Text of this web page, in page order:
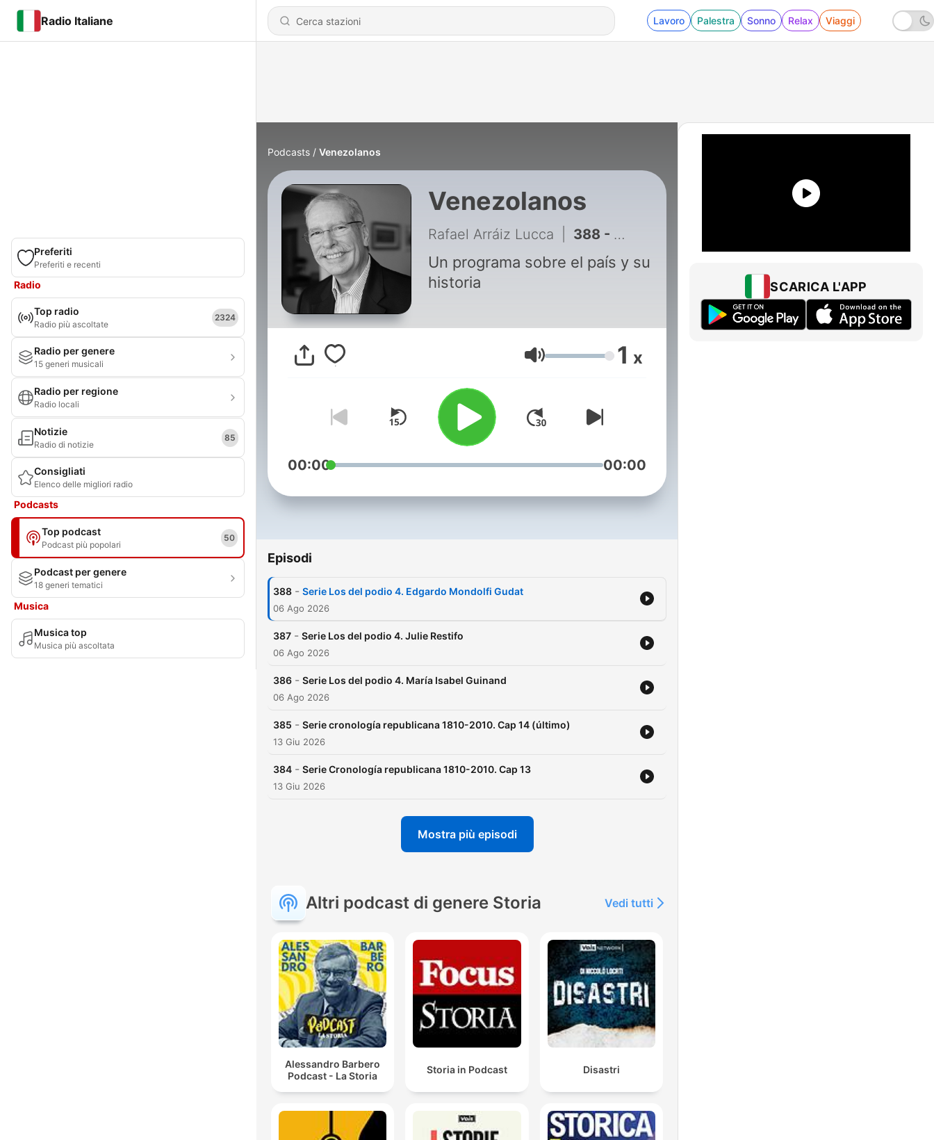
Radio Italiane Lavoro Palestra Sonno Relax Viaggi
Preferiti
Preferiti e recenti
Radio
Top radio
Radio più ascoltate
2324
Radio per genere
15 generi musicali
Radio per regione
Radio locali
Notizie
Radio di notizie
85
Consigliati
Elenco delle migliori radio
Podcasts
Top podcast
Podcast più popolari
50
Podcast per genere
18 generi tematici
Musica
Musica top
Musica più ascoltata
Podcasts Venezolanos
Venezolanos
Rafael Arráiz Lucca 388 - Serie Los del podio 4. Edgardo Mondolfi Gudat
Un programa sobre el país y su
historia
Volume 1 x
00:00 00:00
Episodi
388 - Serie Los del podio 4. Edgardo Mondolfi Gudat
06 Ago 2026
387 - Serie Los del podio 4. Julie Restifo
06 Ago 2026
386 - Serie Los del podio 4. María Isabel Guinand
06 Ago 2026
385 - Serie cronología republicana 1810-2010. Cap 14 (último)
13 Giu 2026
384 - Serie Cronología republicana 1810-2010. Cap 13
13 Giu 2026
Mostra più episodi
Altri podcast di genere Storia Vedi tutti
Alessandro Barbero
Podcast - La Storia
Storia in Podcast Disastri
SCARICA L'APP